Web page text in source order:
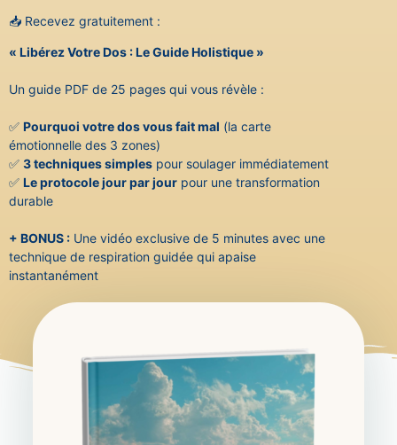
📥 Recevez gratuitement :
« Libérez Votre Dos : Le Guide Holistique »
Un guide PDF de 25 pages qui vous révèle :
✅ Pourquoi votre dos vous fait mal (la carte
émotionnelle des 3 zones)
✅ 3 techniques simples pour soulager immédiatement
✅ Le protocole jour par jour pour une transformation
durable
+ BONUS : Une vidéo exclusive de 5 minutes avec une
technique de respiration guidée qui apaise
instantanément